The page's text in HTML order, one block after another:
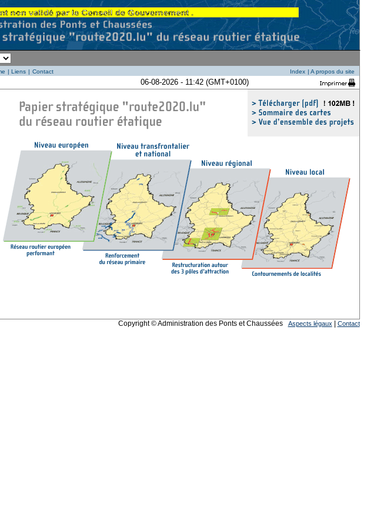
| Liens | Contact Index | A propos du site
06-08-2026 - 11:42 (GMT+0100)
Copyright © Administration des Ponts et Chaussées Aspects légaux| Contact